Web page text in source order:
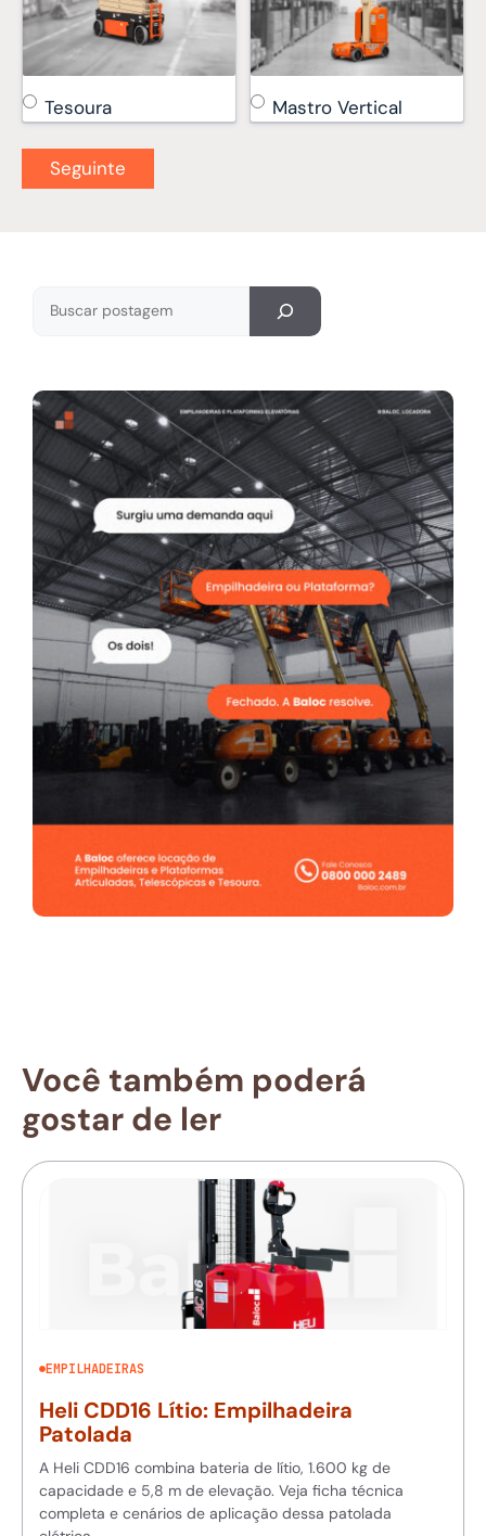
Tesoura Mastro Vertical
Você também poderá
gostar de ler
EMPILHADEIRAS
Heli CDD16 Lítio: Empilhadeira
Patolada
A Heli CDD16 combina bateria de lítio, 1.600 kg de
capacidade e 5,8 m de elevação. Veja ficha técnica
completa e cenários de aplicação dessa patolada